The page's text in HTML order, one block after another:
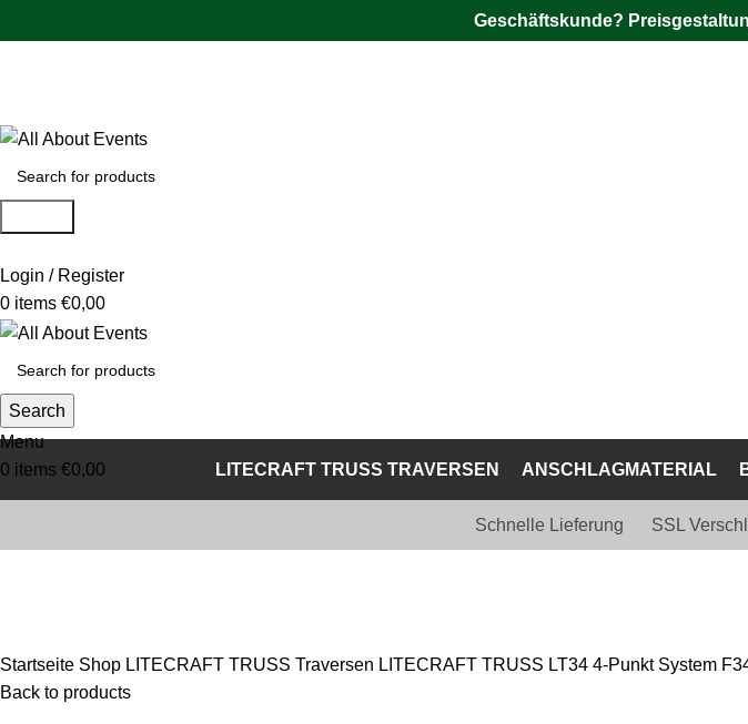
Geschäftskunde?
Login / Register
0 items €0,00
Search
Menu
0 items €0,00 LITECRAFT TRUSS TRAVERSEN ANSCHLAGMATERIAL
Schnelle Lieferung SSL
Startseite Shop LITECRAFT TRUSS Traversen LITECRAFT TRUSS LT34 4-Punkt System
Back to products